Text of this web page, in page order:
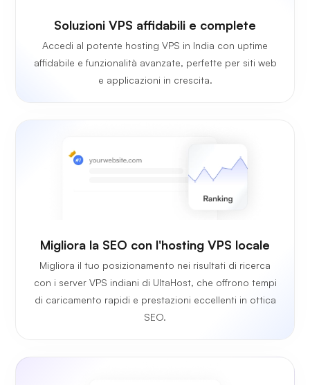
Soluzioni VPS affidabili e complete
Accedi al potente hosting VPS in India con uptime
affidabile e funzionalità avanzate, perfette per siti web
e applicazioni in crescita.
Migliora la SEO con l'hosting VPS locale
Migliora il tuo posizionamento nei risultati di ricerca
con i server VPS indiani di UltaHost, che offrono tempi
di caricamento rapidi e prestazioni eccellenti in ottica
SEO.